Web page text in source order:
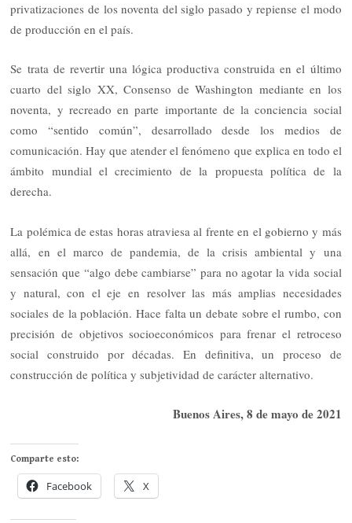
privatizaciones de los noventa del siglo pasado y repiense el modo
de producción en el país.
Se trata de revertir una lógica productiva construida en el último
cuarto del siglo XX, Consenso de Washington mediante en los
noventa, y recreado en parte importante de la conciencia social
como “sentido común”, desarrollado desde los medios de
comunicación. Hay que atender el fenómeno que explica en todo el
ámbito mundial el crecimiento de la propuesta política de la
derecha.
La polémica de estas horas atraviesa al frente en el gobierno y más
allá, en el marco de pandemia, de la crisis ambiental y una
sensación que “algo debe cambiarse” para no agotar la vida social
y natural, con el eje en resolver las más amplias necesidades
sociales de la población. Hace falta un debate sobre el rumbo, con
precisión de objetivos socioeconómicos para frenar el retroceso
social construido por décadas. En definitiva, un proceso de
construcción de política y subjetividad de carácter alternativo.
Buenos Aires, 8 de mayo de 2021
Comparte esto:
Facebook X